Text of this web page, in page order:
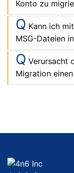
QVerursacht
Migration
Call Us